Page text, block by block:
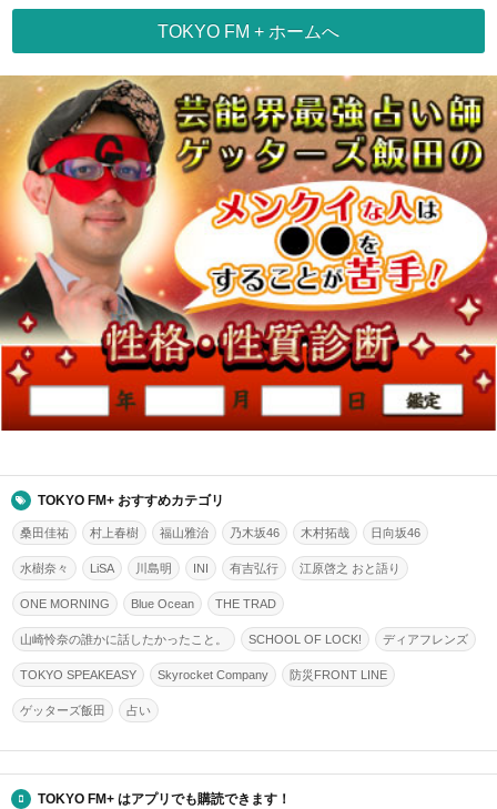
TOKYO FM + ホームへ
TOKYO FM+ おすすめカテゴリ
桑田佳祐 村上春樹 福山雅治 乃木坂46 木村拓哉 日向坂46
水樹奈々 LiSA 川島明 INI 有吉弘行 江原啓之 おと語り
ONE MORNING Blue Ocean THE TRAD
山崎怜奈の誰かに話したかったこと。 SCHOOL OF LOCK! ディアフレンズ
TOKYO SPEAKEASY Skyrocket Company 防災FRONT LINE
ゲッターズ飯田 占い
TOKYO FM+ はアプリでも購読できます！